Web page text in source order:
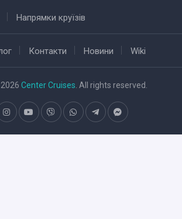
Напрямки круїзів
Контакти Новини Wiki
Center Cruises . All rights reserved.